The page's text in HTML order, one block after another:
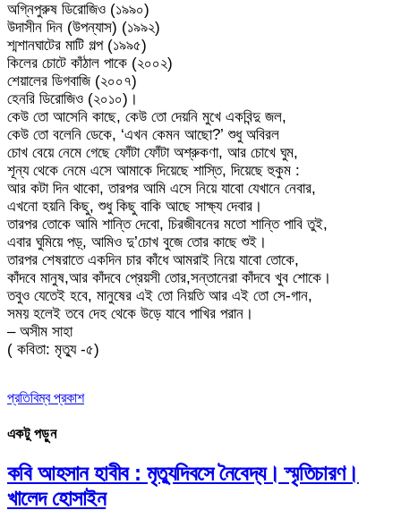
অগ্নিপুরুষ ডিরোজিও (১৯৯০)
উদাসীন দিন (উপন্যাস) (১৯৯২)
শ্মশানঘাটের মাটি গল্প (১৯৯৫)
কিলের চোটে কাঁঠাল পাকে (২০০২)
শেয়ালের ডিগবাজি (২০০৭)
হেনরি ডিরোজিও (২০১০)।
কেউ তো আসেনি কাছে, কেউ তো দেয়নি মুখে একবিন্দু জল,
কেউ তো বলেনি ডেকে, ‘এখন কেমন আছো?’ শুধু অবিরল
চোখ বেয়ে নেমে গেছে ফোঁটা ফোঁটা অশ্রুকণা, আর চোখে ঘুম,
শূন্য থেকে নেমে এসে আমাকে দিয়েছে শাস্তি, দিয়েছে হুকুম :
আর কটা দিন থাকো, তারপর আমি এসে নিয়ে যাবো যেখানে নেবার,
এখনো হয়নি কিছু, শুধু কিছু বাকি আছে সাক্ষ্য দেবার।
তারপর তোকে আমি শান্তি দেবো, চিরজীবনের মতো শান্তি পাবি তুই,
এবার ঘুমিয়ে পড়্, আমিও দু’চোখ বুজে তোর কাছে শুই।
তারপর শেষরাতে একদিন চার কাঁধে আমরাই নিয়ে যাবো তোকে,
কাঁদবে মানুষ,আর কাঁদবে প্রেয়সী তোর,সন্তানেরা কাঁদবে খুব শোকে।
তবুও যেতেই হবে, মানুষের এই তো নিয়তি আর এই তো সে-গান,
সময় হলেই তবে দেহ থেকে উড়ে যাবে পাখির পরান।
– অসীম সাহা
( কবিতা: মৃত্যু -৫)
প্রতিবিম্ব প্রকাশ
একটু পড়ুন
কবি আহসান হাবীব : মৃত্যুদিবসে নৈবেদ্য। স্মৃতিচারণ।
খালেদ হোসাইন